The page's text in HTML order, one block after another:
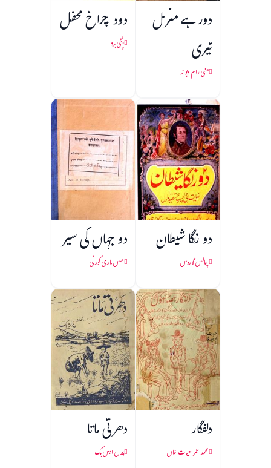
دور ہے منزل
تیری
منی رام دیوانہ
دود چراخ محفل
بُچّی بابو
دو رنگا شیطان
چالس گارلوس
دو جہاں کی سیر
مس ماری کورلّی
دلفگار
محمد عمر حیات خاں
دھرتی ماتا
پرل ایس بک